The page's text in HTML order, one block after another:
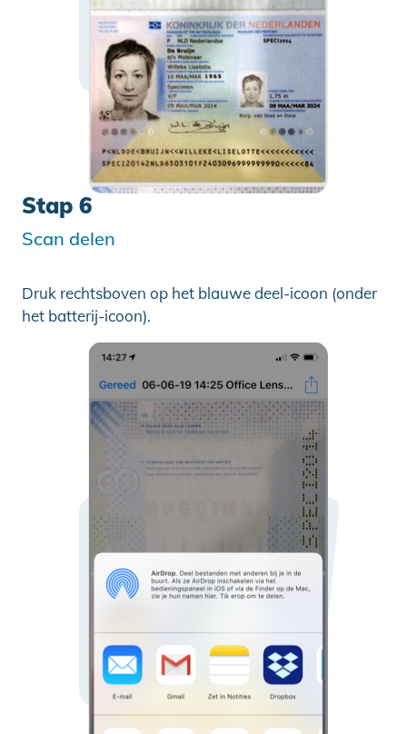
Stap 6
Scan delen
Druk rechtsboven op het blauwe deel-icoon (onder
het batterij-icoon).